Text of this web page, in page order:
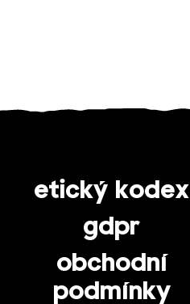
etický kodex
gdpr
obchodní
podmínky